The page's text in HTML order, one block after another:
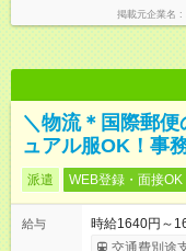
掲載元企業名
＼物流＊国際郵
ュアル服OK！事
派遣 WEB登録・面接OK
給与
時給1640円～
交通費別途